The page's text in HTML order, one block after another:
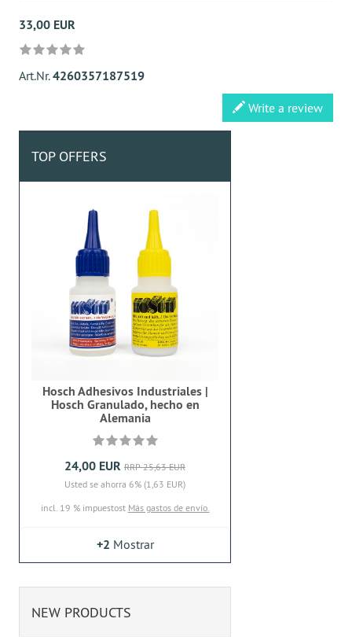
33,00 EUR
Art.Nr.4260357187519
Write a review
TOP OFFERS
Hosch Adhesivos Industriales |
Hosch Granulado, hecho en
Alemania
24,00 EUR RRP 25,63 EUR
Usted se ahorra 6% (1,63 EUR)
incl. 19 % impuestost Más gastos de envío.
+2 Mostrar
NEW PRODUCTS